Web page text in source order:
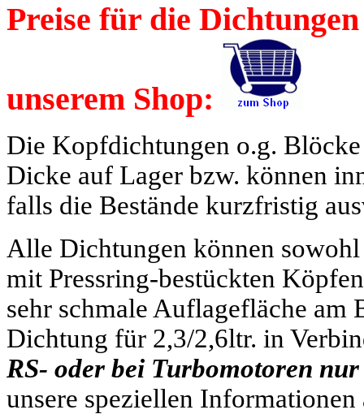
Preise für die
unserem Shop:
Die Kopfdichtungen o.g.
Dicke auf Lager bzw. können
falls die Bestände kurzfristig
Alle Dichtungen können
mit Pressring-bestückten
sehr schmale Auflagefläche
Dichtung für 2,3/2,6ltr. in
RS- oder bei Turbomotoren
unsere speziellen